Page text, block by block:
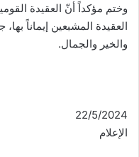
وختم مؤكداً أنّ العقيدة
العقيدة المشبعين إيماناً
والخير والجمال.
22/
الإعلام